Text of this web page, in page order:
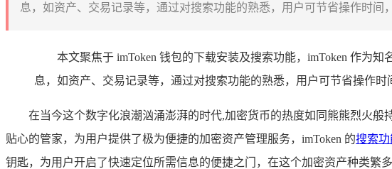
息，如资产、交易记录等，通过对搜索功能的熟悉，用户可节省操作时间
本文聚焦于 imToken 钱包的下载安装及搜索功能，imToken 作为
息，如资产、交易记录等，通过对搜索功能的熟悉，用户可节省操作
在当今这个数字化浪潮汹涌澎湃的时代,加密货币的热度如同熊熊烈火
贴心的管家，为用户提供了极为便捷的加密资产管理服务，imToken 的搜索功
钥匙，为用户开启了快速定位所需信息的便捷之门，在这个加密资产种类